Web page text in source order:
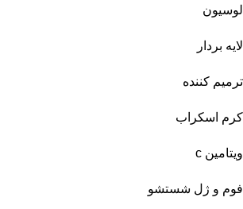
لوسیون
لایه بردار
ترمیم کننده
کرم اسکراب
ویتامین c
فوم و ژل شستشو